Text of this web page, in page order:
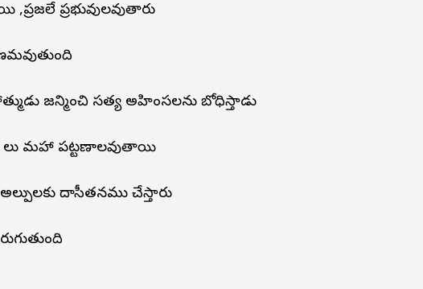
ప్రభువులవుతారు
జన్మించి సత్య అహింసలను బోధిస్తాడు
లు మహా పట్టణాలవుతాయి
దాసీతనము చేస్తారు